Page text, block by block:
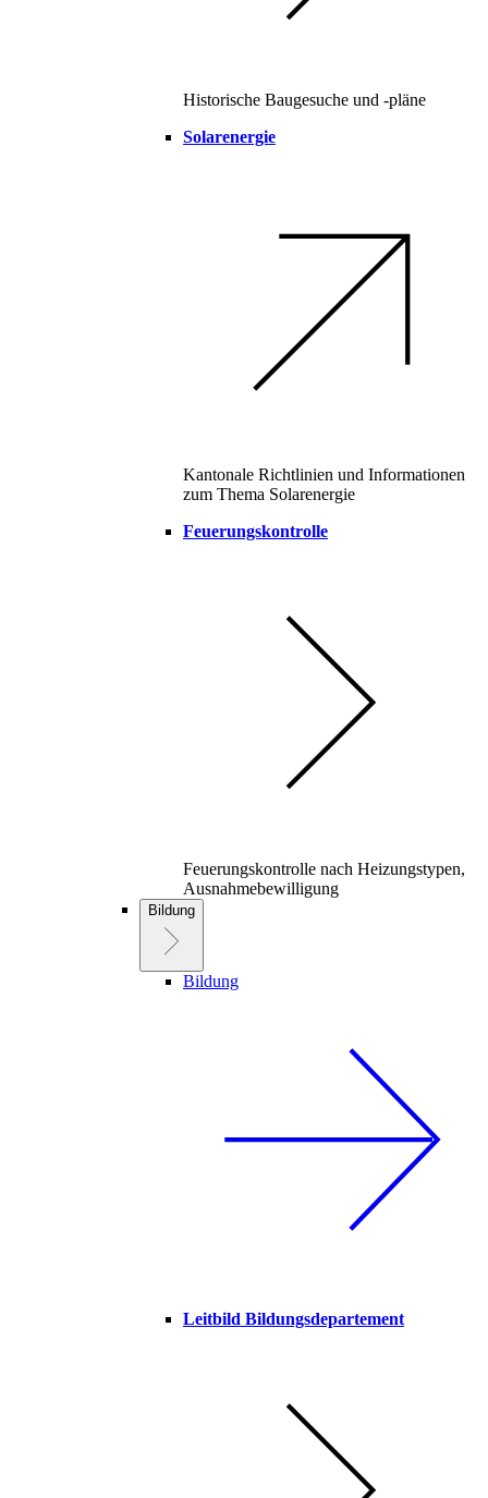
Historische Baugesuche und -pläne
Solarenergie
Kantonale Richtlinien und Informationen
zum Thema Solarenergie
Feuerungskontrolle
Feuerungskontrolle nach Heizungstypen,
Ausnahmebewilligung
Bildung
Bildung
Leitbild Bildungsdepartement